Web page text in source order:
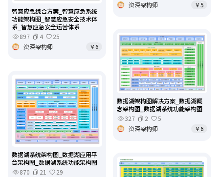
资深架构师
￥5
智慧应急综合方案_智慧应急系统
功能架构图_智慧应急安全技术体
系_智慧应急安全运营体系
897
4
25
资深架构师
￥6
数据湖架构图解决方案_数据湖概
念架构图_数据湖系统功能架构图
327
2
5
资深架构师
￥6
数据湖系统架构图_数据湖应用平
台架构图_数据湖系统功能架构图
870
21
29